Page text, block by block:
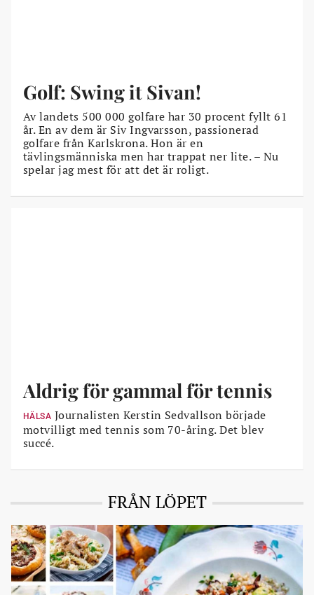
Golf: Swing it Sivan!
Av landets 500 000 golfare har 30 procent fyllt 61
år. En av dem är Siv Ingvarsson, passionerad
golfare från Karlskrona. Hon är en
tävlingsmänniska men har trappat ner lite. – Nu
spelar jag mest för att det är roligt.
Aldrig för gammal för tennis
HÄLSA Journalisten Kerstin Sedvallson började
motvilligt med tennis som 70-åring. Det blev
succé.
FRÅN LÖPET